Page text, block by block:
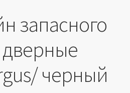
запасного
дверные
черный